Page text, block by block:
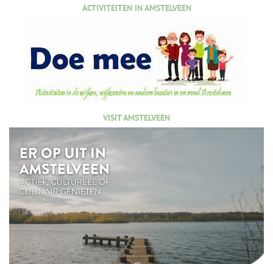
ACTIVITEITEN IN AMSTELVEEN
VISIT AMSTELVEEN